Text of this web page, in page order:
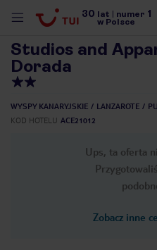
30 lat numer 1
w Polsce
Studios and
Dorada
WYSPY KANARYJSKIE LANZAROTE
KOD HOTELU ACE21012
Ups, ta oferta
Zobacz inne